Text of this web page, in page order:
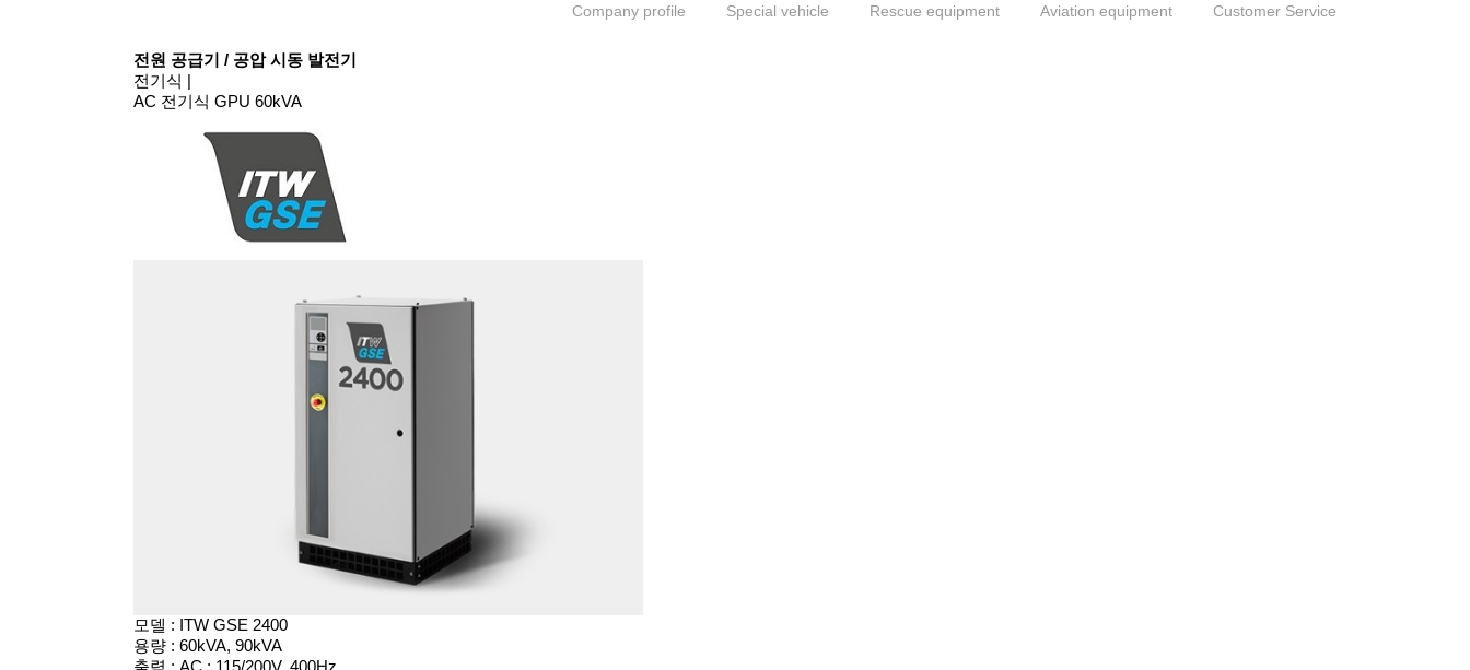
Company profile Special vehicle Rescue equipment Aviation equipment Customer Service
전원 공급기 / 공압 시동 발전기
전기식 |
AC 전기식 GPU 60kVA
모델 : ITW GSE 2400
용량 : 60kVA, 90kVA
출력 : AC : 115/200V, 400Hz